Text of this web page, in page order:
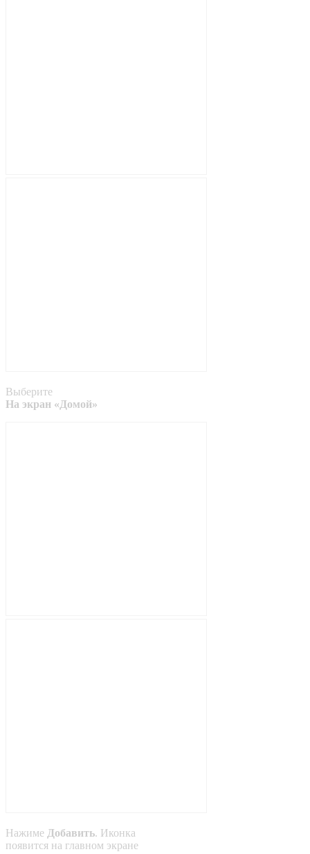
Выберите
На экран «Домой»
Нажиме Добавить. Иконка
появится на главном экране